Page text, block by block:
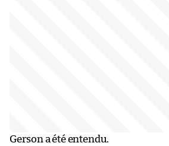
Gerson a été entendu.